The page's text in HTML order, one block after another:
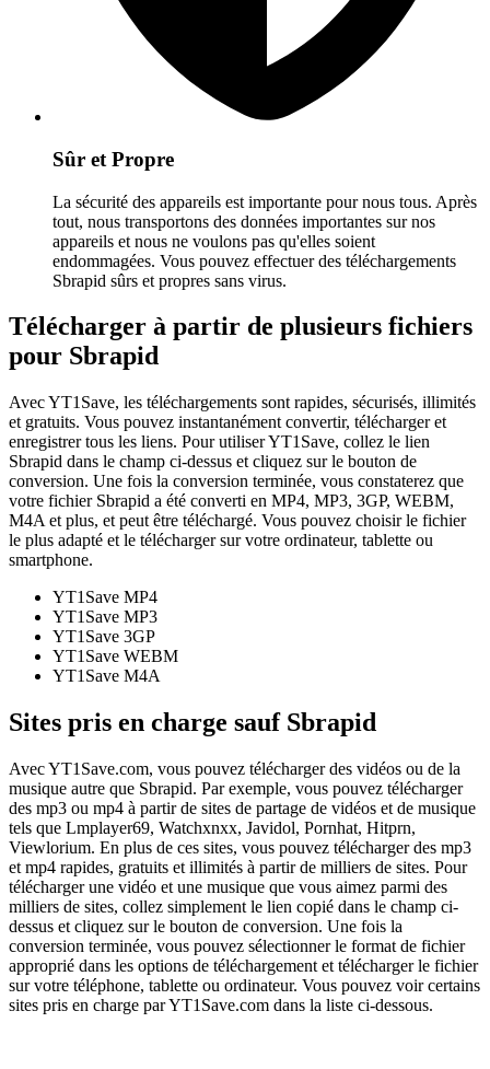
Sûr et Propre
La sécurité des appareils est importante pour nous tous. Après
tout, nous transportons des données importantes sur nos
appareils et nous ne voulons pas qu'elles soient
endommagées. Vous pouvez effectuer des téléchargements
Sbrapid sûrs et propres sans virus.
Télécharger à partir de plusieurs fichiers
pour Sbrapid
Avec YT1Save, les téléchargements sont rapides, sécurisés, illimités
et gratuits. Vous pouvez instantanément convertir, télécharger et
enregistrer tous les liens. Pour utiliser YT1Save, collez le lien
Sbrapid dans le champ ci-dessus et cliquez sur le bouton de
conversion. Une fois la conversion terminée, vous constaterez que
votre fichier Sbrapid a été converti en MP4, MP3, 3GP, WEBM,
M4A et plus, et peut être téléchargé. Vous pouvez choisir le fichier
le plus adapté et le télécharger sur votre ordinateur, tablette ou
smartphone.
YT1Save MP4
YT1Save MP3
YT1Save 3GP
YT1Save WEBM
YT1Save M4A
Sites pris en charge sauf Sbrapid
Avec YT1Save.com, vous pouvez télécharger des vidéos ou de la
musique autre que Sbrapid. Par exemple, vous pouvez télécharger
des mp3 ou mp4 à partir de sites de partage de vidéos et de musique
tels que Lmplayer69, Watchxnxx, Javidol, Pornhat, Hitprn,
Viewlorium. En plus de ces sites, vous pouvez télécharger des mp3
et mp4 rapides, gratuits et illimités à partir de milliers de sites. Pour
télécharger une vidéo et une musique que vous aimez parmi des
milliers de sites, collez simplement le lien copié dans le champ ci-
dessus et cliquez sur le bouton de conversion. Une fois la
conversion terminée, vous pouvez sélectionner le format de fichier
approprié dans les options de téléchargement et télécharger le fichier
sur votre téléphone, tablette ou ordinateur. Vous pouvez voir certains
sites pris en charge par YT1Save.com dans la liste ci-dessous.